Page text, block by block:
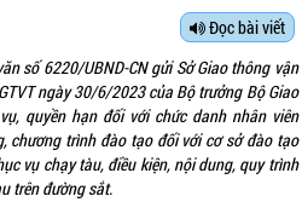
Đọc bài viết
số 6220/UBND-CN gửi Sở Giao thông vận
ngày 30/6/2023 của Bộ trưởng Bộ Giao
quyền hạn đối với chức danh nhân viên
chương trình đào tạo đối với cơ sở đào tạo
vụ chạy tàu, điều kiện, nội dung, quy trình
trên đường sắt.